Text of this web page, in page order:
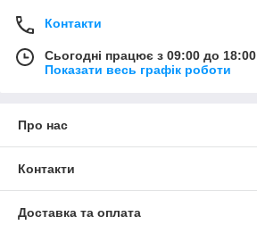
Контакти
Сьогодні працює з 09:00 до 18:00
Показати весь графік роботи
Про нас
Контакти
Доставка та оплата